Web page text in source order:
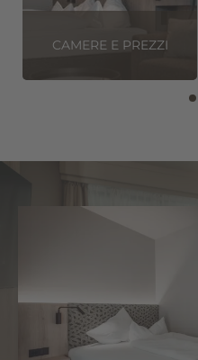
vacanze da sogno
a Seefeld.
CAMERE E PREZZI